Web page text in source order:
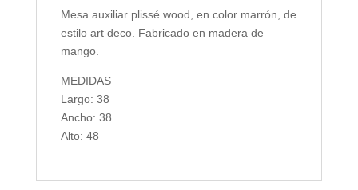
Mesa auxiliar plissé wood, en color marrón, de
estilo art deco. Fabricado en madera de
mango.
MEDIDAS
Largo: 38
Ancho: 38
Alto: 48